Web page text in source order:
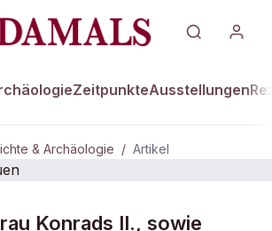
ZeitpunkteAusstellungen
& Archäologie / Artikel
& ARCHÄOLOGIE
Konrads II., sowie